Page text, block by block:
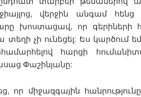
վերջին անգամ
խոստացավ, որ գերիների
չի ունեցել: Ես կարծում
հարցի
Փաշինյանը:
միջազգային